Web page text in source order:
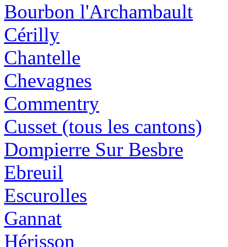
Bourbon l'Archambault
Cérilly
Chantelle
Chevagnes
Commentry
Cusset (tous les cantons)
Dompierre Sur Besbre
Ebreuil
Escurolles
Gannat
Hérisson